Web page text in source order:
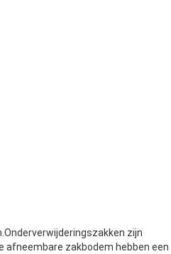
zijn
zakbodem hebben een